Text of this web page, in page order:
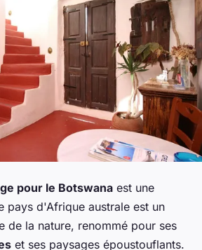
pour le Botswana est une
pays d'Afrique australe est un
de la nature, renommé pour ses
et ses paysages époustouflants.